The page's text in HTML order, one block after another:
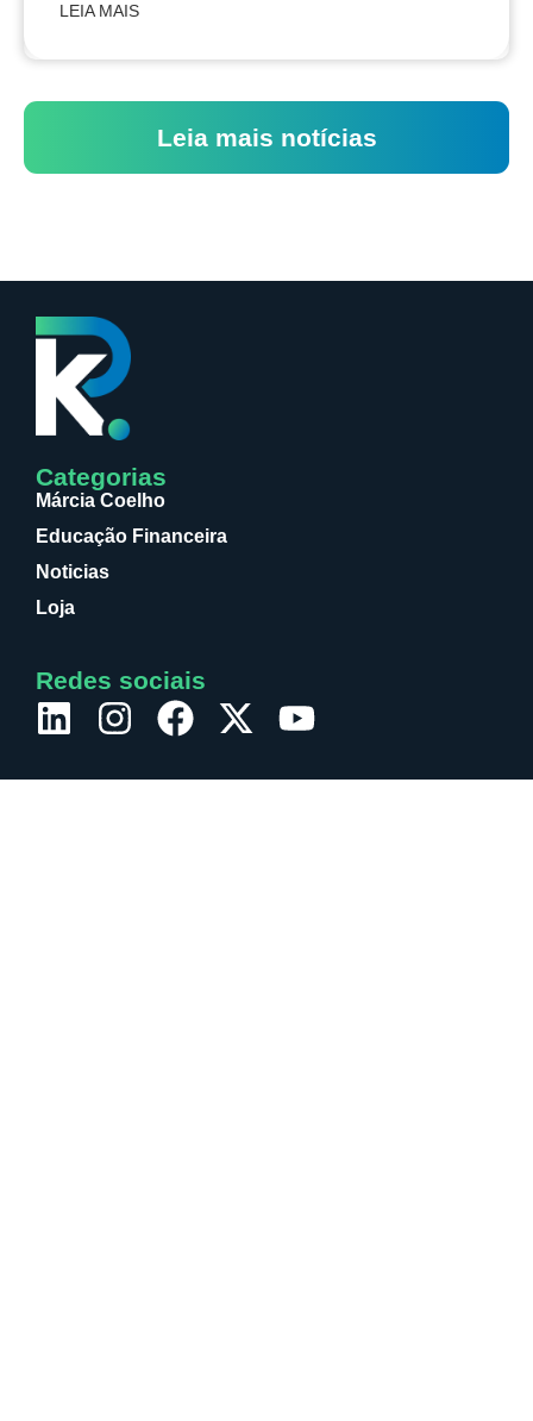
LEIA MAIS
Leia mais notícias
Categorias
Márcia Coelho
Educação Financeira
Noticias
Loja
Redes sociais